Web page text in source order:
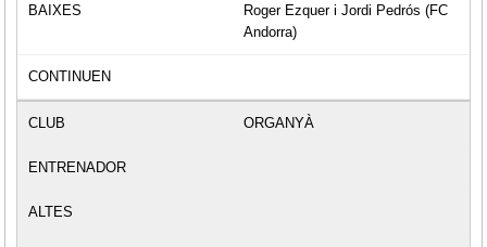
Roger Ezquer i Jordi Pedrós (FC
Andorra)
ORGANYÀ